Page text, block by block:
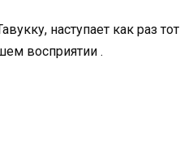
наступает как раз тот
восприятии .